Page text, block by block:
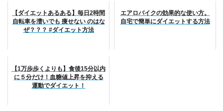
【ダイエットあるある】毎日2時間
自転車を漕いでも 痩せない のはな
ぜ？？？ #ダイエット方法
エアロバイクの効果的な使い方。
自宅で簡単にダイエットする方法
【1万歩歩くよりも】食後15分以内
に５分だけ！血糖値上昇を抑える
運動でダイエット！